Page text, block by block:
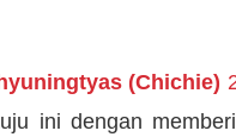
(Chichie)
ini dengan